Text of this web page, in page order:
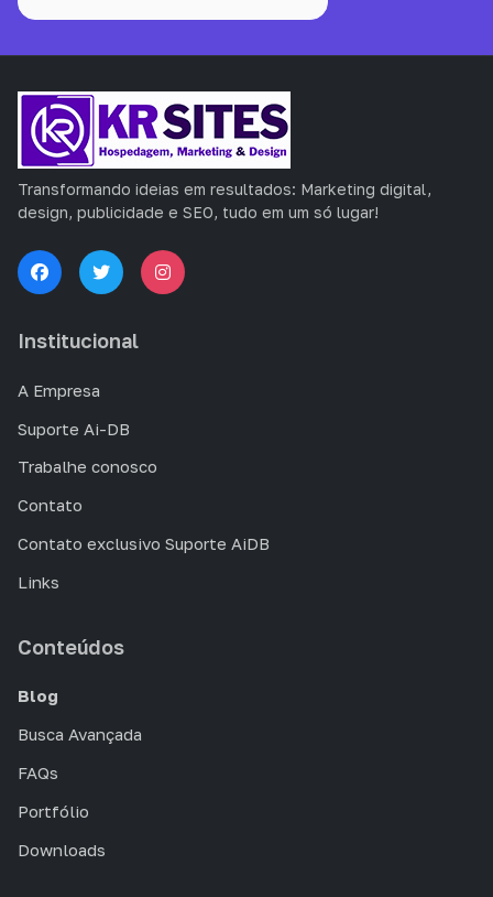
Transformando ideias em resultados: Marketing digital,
design, publicidade e SEO, tudo em um só lugar!
Institucional
A Empresa
Suporte Ai-DB
Trabalhe conosco
Contato
Contato exclusivo Suporte AiDB
Links
Conteúdos
Blog
Busca Avançada
FAQs
Portfólio
Downloads